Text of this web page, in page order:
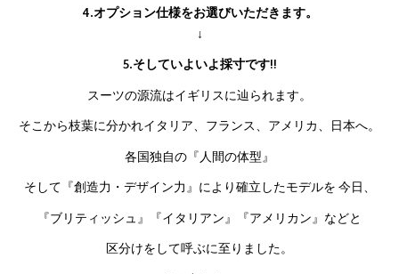
4.オプション仕様をお選びいただきます。
↓
5.そしていよいよ採寸です!!
スーツの源流はイギリスに辿られます。
そこから枝葉に分かれイタリア、フランス、アメリカ、日本へ。
各国独自の『人間の体型』
そして『創造力・デザイン力』により確立したモデルを 今日、
『ブリティッシュ』『イタリアン』『アメリカン』などと
区分けをして呼ぶに至りました。